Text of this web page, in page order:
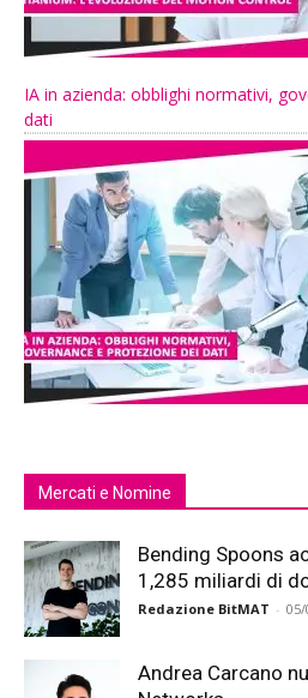
IA in azienda: obblighi normativi,
dati
Mercati e Nomine
Bending Spoons
1,285 miliardi di
Redazione BitMAT - 05/
Andrea Carcano